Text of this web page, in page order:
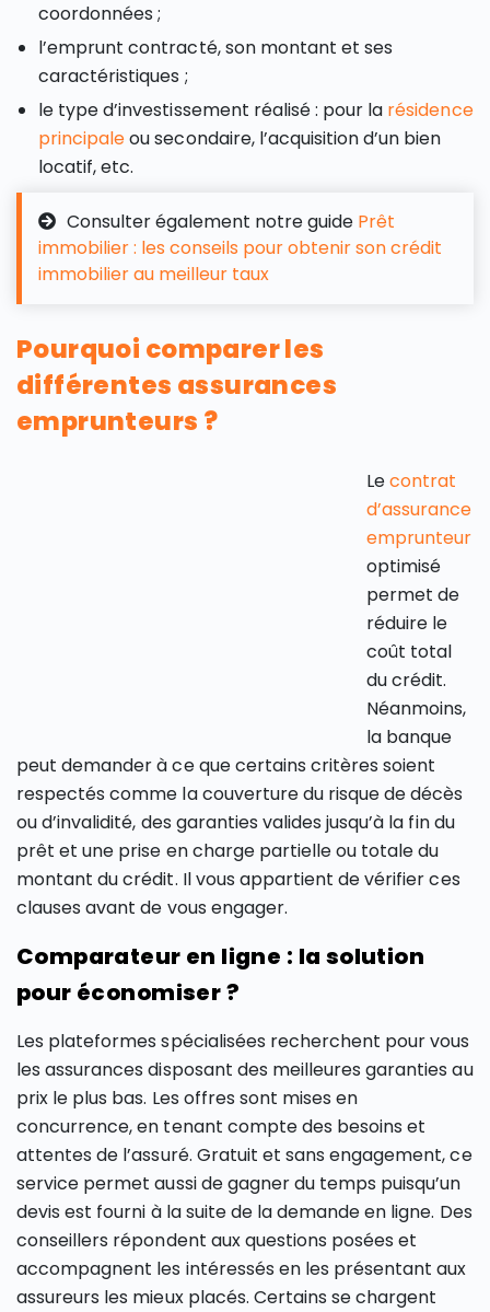
coordonnées ;
l’emprunt contracté, son montant et ses
caractéristiques ;
le type d’investissement réalisé : pour la résidence
principaleou secondaire, l’acquisition d’un bien
locatif, etc.
Consulter également notre guide Prêt
immobilier : les conseils pour obtenir son crédit
immobilier au meilleur taux
Pourquoi comparer les
différentes assurances
emprunteurs ?
Lecontrat
d’assurance
emprunteur
optimisé
permet de
réduire le
coût total
du crédit.
Néanmoins,
la banque
peut demander à ce que certains critères soient
respectés comme la couverture du risque de décès
ou d’invalidité, des garanties valides jusqu’à la fin du
prêt et une prise en charge partielle ou totale du
montant du crédit. Il vous appartient de vérifier ces
clauses avant de vous engager.
Comparateur en ligne : la solution
pour économiser ?
Les plateformes spécialisées recherchent pour vous
les assurances disposant des meilleures garanties au
prix le plus bas. Les offres sont mises en
concurrence, en tenant compte des besoins et
attentes de l’assuré. Gratuit et sans engagement, ce
service permet aussi de gagner du temps puisqu’un
devis est fourni à la suite de la demande en ligne. Des
conseillers répondent aux questions posées et
accompagnent les intéressés en les présentant aux
assureurs les mieux placés. Certains se chargent